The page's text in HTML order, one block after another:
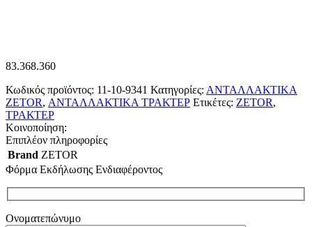
83.368.360
Κωδικός προϊόντος: 11-10-9341 Κατηγορίες: ΑΝΤΑΛΛΑΚΤΙΚΑ
ZETOR, ΑΝΤΑΛΛΑΚΤΙΚΑ ΤΡΑΚΤΕΡ Ετικέτες: ZETOR,
ΤΡΑΚΤΕΡ
Κοινοποίηση:
Επιπλέον πληροφορίες
Brand ZETOR
Φόρμα Εκδήλωσης Ενδιαφέροντος
Ονοματεπώνυμο